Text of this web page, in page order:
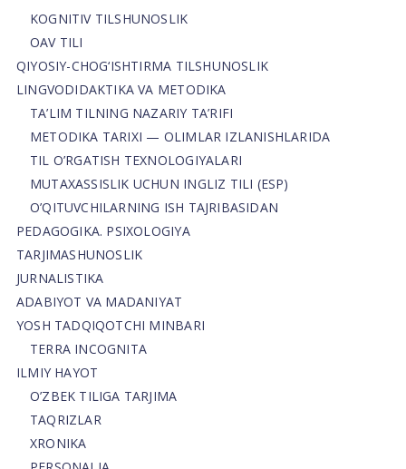
KOGNITIV TILSHUNOSLIK
OAV TILI
QIYOSIY-CHOG‘ISHTIRMA TILSHUNOSLIK
LINGVODIDAKTIKA VA METODIKA
TA’LIM TILNING NAZARIY TA’RIFI
METODIKA TARIXI — OLIMLAR IZLANISHLARIDA
TIL O’RGATISH TEXNOLOGIYALARI
MUTAXASSISLIK UCHUN INGLIZ TILI (ESP)
O’QITUVCHILARNING ISH TAJRIBASIDAN
PEDAGOGIKA. PSIXOLOGIYA
TARJIMASHUNOSLIK
JURNALISTIKA
ADABIYOT VA MADANIYAT
YOSH TADQIQOTCHI MINBARI
TERRA INCOGNITA
ILMIY HAYOT
O’ZBEK TILIGA TARJIMA
TAQRIZLAR
XRONIKA